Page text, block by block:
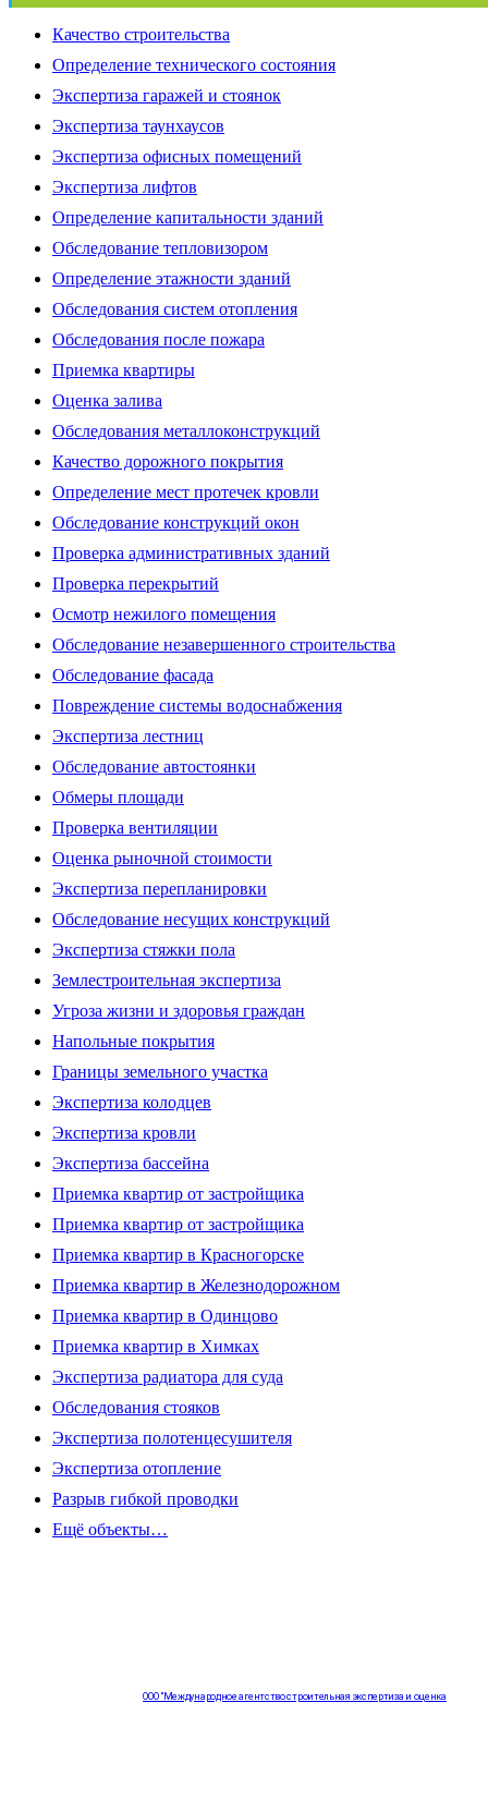
Качество строительства
Определение технического состояния
Экспертиза гаражей и стоянок
Экспертиза таунхаусов
Экспертиза офисных помещений
Экспертиза лифтов
Определение капитальности зданий
Обследование тепловизором
Определение этажности зданий
Обследования систем отопления
Обследования после пожара
Приемка квартиры
Оценка залива
Обследования металлоконструкций
Качество дорожного покрытия
Определение мест протечек кровли
Обследование конструкций окон
Проверка административных зданий
Проверка перекрытий
Осмотр нежилого помещения
Обследование незавершенного строительства
Обследование фасада
Повреждение системы водоснабжения
Экспертиза лестниц
Обследование автостоянки
Обмеры площади
Проверка вентиляции
Оценка рыночной стоимости
Экспертиза перепланировки
Обследование несущих конструкций
Экспертиза стяжки пола
Землестроительная экспертиза
Угроза жизни и здоровья граждан
Напольные покрытия
Границы земельного участка
Экспертиза колодцев
Экспертиза кровли
Экспертиза бассейна
Приемка квартир от застройщика
Приемка квартир от застройщика
Приемка квартир в Красногорске
Приемка квартир в Железнодорожном
Приемка квартир в Одинцово
Приемка квартир в Химках
Экспертиза радиатора для суда
Обследования стояков
Экспертиза полотенцесушителя
Экспертиза отопление
Разрыв гибкой проводки
Ещё объекты…
ООО "Международное агентство строительная экспертиза и оценка